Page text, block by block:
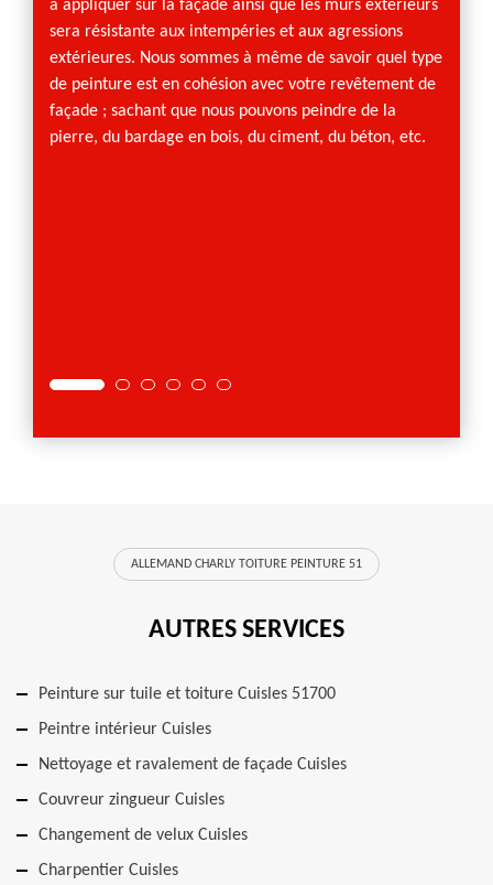
à appliquer sur la façade ainsi que les murs extérieurs
sera résistante aux intempéries et aux agressions
extérieures. Nous sommes à même de savoir quel type
de peinture est en cohésion avec votre revêtement de
façade ; sachant que nous pouvons peindre de la
pierre, du bardage en bois, du ciment, du béton, etc.
ALLEMAND CHARLY TOITURE PEINTURE 51
AUTRES SERVICES
Peinture sur tuile et toiture Cuisles 51700
Peintre intérieur Cuisles
Nettoyage et ravalement de façade Cuisles
Couvreur zingueur Cuisles
Changement de velux Cuisles
Charpentier Cuisles